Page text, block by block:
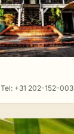
Tel: +31 202-152-003